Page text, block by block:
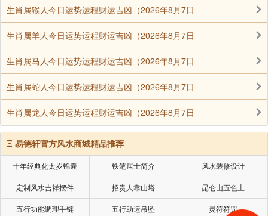
小时即可，随吃随取。
陈小姐和家人每天早上就夹几片醋姜片“过”泡饭吃。
陈小姐说一开始想到要吃姜是因为尝到日本料理里的配
菜姜丝酸甜可口，就回家炮制。没想到夏天吃姜还有诸
多好处。陈小姐的先生有咽喉炎，平时嗓子总不舒服，
吃一个星期的姜片就好。另外，夏天在空调房里待得
久，吃姜祛掉不少寒气。或是前一天吃多了冷饮，第二
天早晨起来口苦、舌苔白的情况，吃几片姜胃里就舒服
许多，姜还有杀菌的作用，对急性肠胃炎也有效果。
如果这样也觉得麻烦，偷懒的方法是可以购买现成的
姜粉，每天早晨取适量姜粉加入开水拌匀即可饮用(可随
自己喜好加入天然蜂蜜或果汁拌匀饮用)。也可以取适量
生肖属猴人今日运势运程财运吉凶（2026年8月7日
生肖属羊人今日运势运程财运吉凶（2026年8月7日
生肖属马人今日运势运程财运吉凶（2026年8月7日
生肖属蛇人今日运势运程财运吉凶（2026年8月7日
生肖属龙人今日运势运程财运吉凶（2026年8月7日
Ξ 易德轩官方风水商城精品推荐
十年经典化太岁锦囊 铁笔居士简介 风水装修设计
定制风水吉祥摆件 招贵人靠山塔 昆仑山五色土
五行功能调理手链 五行助运吊坠 灵符符咒